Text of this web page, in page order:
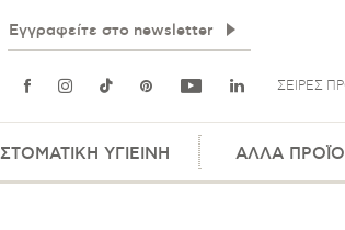
ΣΕΙΡΕΣ
ΣΤΟΜΑΤΙΚΗ ΥΓΙΕΙΝΗ ΑΛΛΑ